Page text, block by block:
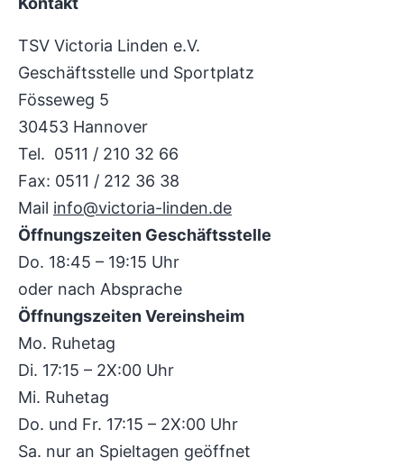
TSV Victoria Linden e.V.
Geschäftsstelle und Sportplatz
Fösseweg 5
30453 Hannover
Tel. 0511 / 210 32 66
Fax: 0511 / 212 36 38
Mail info@victoria-linden.de
Öffnungszeiten Geschäftsstelle
Do. 18:45 – 19:15 Uhr
oder nach Absprache
Öffnungszeiten Vereinsheim
Mo. Ruhetag
Di. 17:15 – 2X:00 Uhr
Mi. Ruhetag
Do. und Fr. 17:15 – 2X:00 Uhr
Sa. nur an Spieltagen geöffnet